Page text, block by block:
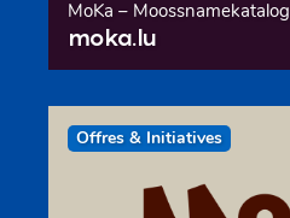
MoKa – Moossnamekatalog
moka.lu
Offres & Initiatives